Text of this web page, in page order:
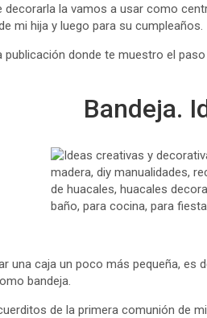
decorarla la vamos a usar como
mi hija y luego para su cumpleaños.
publicación donde te muestro el
Bandeja.
una caja un poco más pequeña, es
bandeja.
de la primera comunión de